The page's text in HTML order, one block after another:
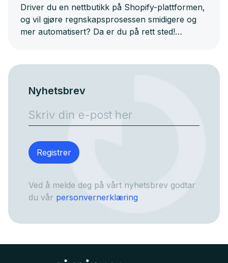
Driver du en nettbutikk på Shopify-plattformen,
og vil gjøre regnskapsprosessen smidigere og
mer automatisert? Da er du på rett sted!
Nyhetsbrev
Registrer
Ved å melde deg på vårt nyhetsbrev godtar
du vår personvernerklæring